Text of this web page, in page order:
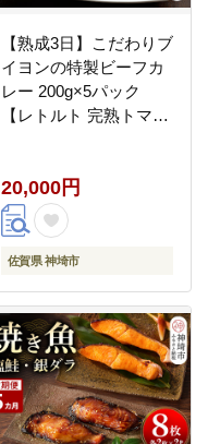
【熟成3日】こだわりブ
イヨンの特製ビーフカ
レー 200g×5パック
【レトルト 完熟トマト
20,000円
佐賀県 神埼市